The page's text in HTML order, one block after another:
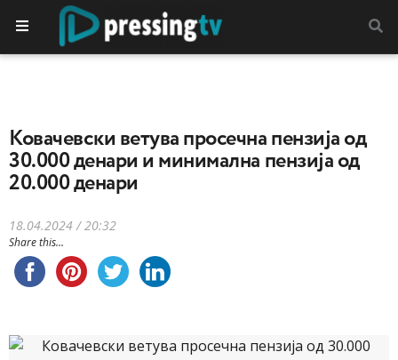
Ковачевски ветува просечна пензија од
30.000 денари и минимална пензија од
20.000 денари
18.04.2024 / 20:32
Share this...